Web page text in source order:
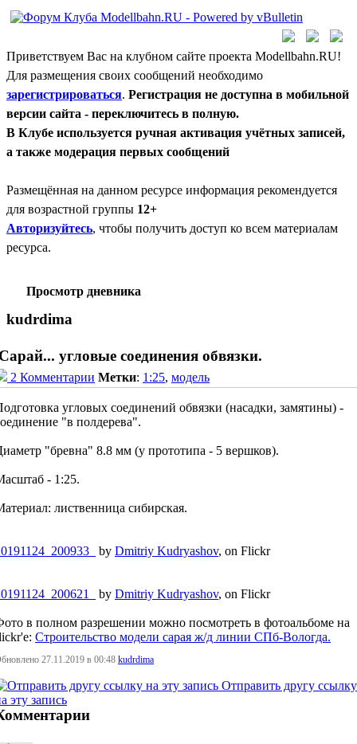
Приветствуем Вас на клубном сайте проекта Modellbahn.RU!
Для размещения своих сообщений необходимо
зарегистрироваться. Регистрация не доступна в мобильной
версии сайта - переключитесь в полную.
В Клубе используется ручная активация учётных записей,
а также модерация первых сообщений
Размещённая на данном ресурсе информация рекомендуется
для возрастной группы 12+
Авторизуйтесь, чтобы получить доступ ко всем материалам
ресурса.
Просмотр дневника
kudrdima
угловые соединения обвязки.
2 Комментарии Метки: 1:25, модель
угловых соединений обвязки (насадки, замятины) -
"в полдерева".
"бревна" 8.8 мм (у прототипа - 5 вершков).
- 1:25.
лиственница сибирская.
by Dmitriy Kudryashov, on Flickr
by Dmitriy Kudryashov, on Flickr
в полном разрешении можно посмотреть в фотоальбоме на
Строительство модели сарая ж/д линии СПб-Вологда.
27.11.2019 в 00:48 kudrdima
Отправить другу ссылку
эту запись